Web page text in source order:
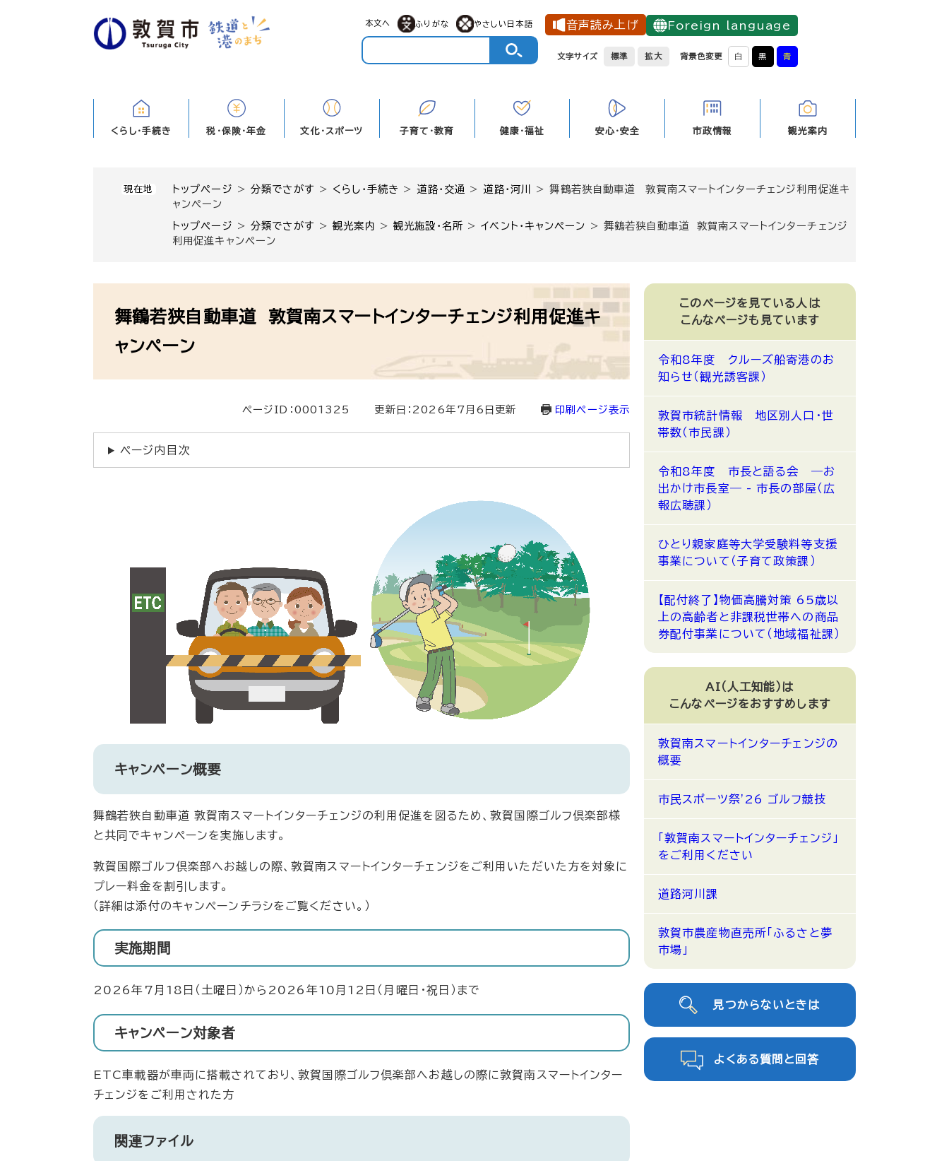
本文へ ふりがな やさしい日本語 音声読み上げ Foreign language
文字サイズ 標準 拡大 背景色変更 白 黒 青
くらし・手続き 税・保険・年金 文化・スポーツ 子育て・教育 健康・福祉 安心・安全 市政情報 観光案内
現在地 トップページ >分類でさがす > くらし・手続き >道路・交通 >道路・河川 >舞鶴若狭自動車道 敦賀南スマートインターチェンジ利用促進キ
ャンペーン
トップページ >分類でさがす >観光案内 >観光施設・名所 >イベント・キャンペーン > 舞鶴若狭自動車道 敦賀南スマートインターチェンジ
利用促進キャンペーン
舞鶴若狭自動車道 敦賀南スマートインターチェンジ利用促進キ
ャンペーン
ページID：0001325 更新日：2026年7月6日更新 印刷ページ表示
ページ内目次
キャンペーン概要
舞鶴若狭自動車道 敦賀南スマートインターチェンジの利用促進を図るため、敦賀国際ゴルフ倶楽部様
と共同でキャンペーンを実施します。
敦賀国際ゴルフ倶楽部へお越しの際、敦賀南スマートインターチェンジをご利用いただいた方を対象に
プレー料金を割引します。
（詳細は添付のキャンペーンチラシをご覧ください。）
実施期間
2026年7月18日（土曜日）から2026年10月12日（月曜日・祝日）まで
キャンペーン対象者
ETC車載器が車両に搭載されており、敦賀国際ゴルフ倶楽部へお越しの際に敦賀南スマートインター
チェンジをご利用された方
関連ファイル
このページを見ている人は
こんなページも見ています
令和8年度 クルーズ船寄港のお
知らせ（観光誘客課）
敦賀市統計情報 地区別人口・世
帯数（市民課）
令和8年度 市長と語る会 ―お
出かけ市長室― - 市長の部屋（広
報広聴課）
ひとり親家庭等大学受験料等支援
事業について（子育て政策課）
【配付終了】物価高騰対策 65歳以
上の高齢者と非課税世帯への商品
券配付事業について（地域福祉課）
AI（人工知能）は
こんなページをおすすめします
敦賀南スマートインターチェンジの
概要
市民スポーツ祭'26 ゴルフ競技
「敦賀南スマートインターチェンジ」
をご利用ください
道路河川課
敦賀市農産物直売所「ふるさと夢
市場」
見つからないときは
よくある質問と回答